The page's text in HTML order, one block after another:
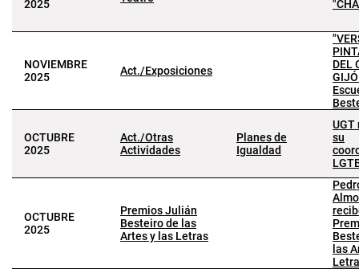
2025
NOVIEMBRE
2025
Act./Exposiciones
DEL
OCTUBRE
2025
Act./Otras
Actividades
Planes de
Igualdad
UGT
su
OCTUBRE
2025
Premios Julián
Besteiro de las
Artes y las Letras
las